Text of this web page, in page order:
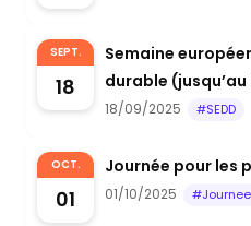
SEPT.
18
Semaine
durable (jusqu’au
18/09/2025 #SEDD
OCT.
01
Journée pour les
01/10/2025